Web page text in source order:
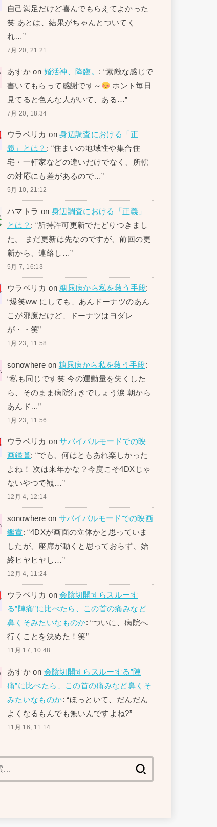
自己満足だけど喜んでもらえてよかった
笑 あとは、結果がちゃんとついてく
れ…”
7月 20, 21:21
あすか on 婚活神、降臨。 : “素敵な感じで
書いてもらって感謝です～
ホント毎日
見てると色んな人がいて、ある…”
7月 20, 18:34
ウラベリカ on身辺調査における「正
義」とは？ : “住まいの地域性や集合住
宅・一軒家などの違いだけでなく、所轄
の対応にも差があるので…”
5月 10, 21:12
ハマトラ on 身辺調査における「正義」
とは？ : “所持許可更新でたどりつきまし
た。 まだ更新は先なのですが、前回の更
新から、連絡し…”
5月 7, 16:13
ウラベリカ on糖尿病から私を救う手段:
“爆笑ww にしても、あんドーナツのあん
こが邪魔だけど、ドーナツはヨダレ
が・・笑”
1月 23, 11:58
sonowhere on 糖尿病から私を救う手段:
“私も同じです笑 今の運動量を失くした
ら、そのまま病院行きでしょう涙 朝から
あんド…”
1月 23, 11:56
ウラベリカ onサバイバルモードでの映
画鑑賞: “でも、何はともあれ楽しかった
よね！ 次は来年かな？今度こそ4DXじゃ
ないやつで観…”
12月 4, 12:14
sonowhere on サバイバルモードでの映画
鑑賞: “4DXが画面の立体かと思っていま
したが、座席が動くと思っておらず、始
終ヒヤヒヤし…”
12月 4, 11:24
ウラベリカ on会陰切開すらスルーす
る”陣痛”に比べたら、この首の痛みなど
鼻くそみたいなものか: “ついに、病院へ
行くことを決めた！笑”
11月 17, 10:48
あすか on 会陰切開すらスルーする”陣
痛”に比べたら、この首の痛みなど鼻くそ
みたいなものか: “ほっといて、だんだん
よくなるもんでも無いんですよね?”
11月 16, 11:14